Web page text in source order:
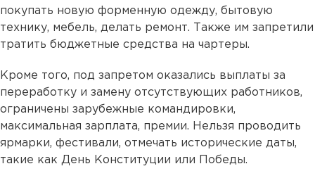
покупать новую форменную одежду, бытовую
технику, мебель, делать ремонт. Также им запретили
тратить бюджетные средства на чартеры.
Кроме того, под запретом оказались выплаты за
переработку и замену отсутствующих работников,
ограничены зарубежные командировки,
максимальная зарплата, премии. Нельзя проводить
ярмарки, фестивали, отмечать исторические даты,
такие как День Конституции или Победы.